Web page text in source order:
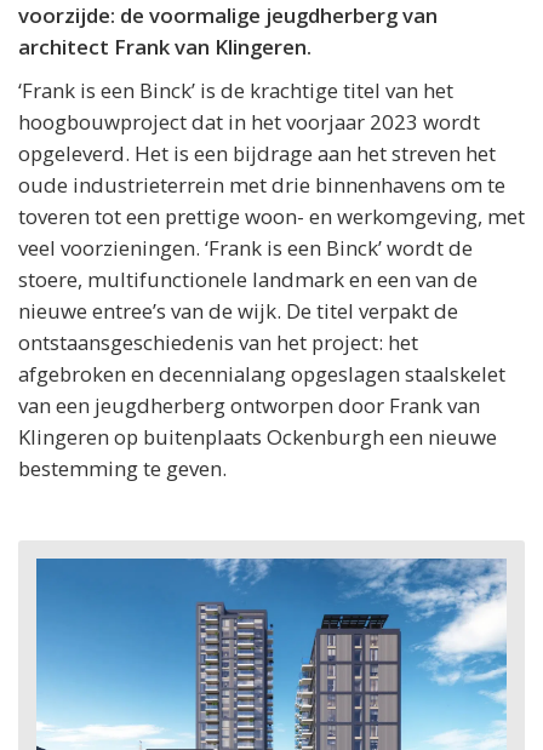
voorzijde: de voormalige jeugdherberg van
architect Frank van Klingeren.
‘Frank is een Binck’ is de krachtige titel van het
hoogbouwproject dat in het voorjaar 2023 wordt
opgeleverd. Het is een bijdrage aan het streven het
oude industrieterrein met drie binnenhavens om te
toveren tot een prettige woon- en werkomgeving, met
veel voorzieningen. ‘Frank is een Binck’ wordt de
stoere, multifunctionele landmark en een van de
nieuwe entree’s van de wijk. De titel verpakt de
ontstaansgeschiedenis van het project: het
afgebroken en decennialang opgeslagen staalskelet
van een jeugdherberg ontworpen door Frank van
Klingeren op buitenplaats Ockenburgh een nieuwe
bestemming te geven.